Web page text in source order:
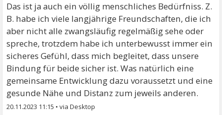
Das ist ja auch ein völlig menschliches Bedürfniss. Z.
B. habe ich viele langjährige Freundschaften, die ich
aber nicht alle zwangsläufig regelmäßig sehe oder
spreche, trotzdem habe ich unterbewusst immer ein
sicheres Gefühl, dass mich begleitet, dass unsere
Bindung für beide sicher ist. Was natürlich eine
gemeinsame Entwicklung dazu voraussetzt und eine
gesunde Nähe und Distanz zum jeweils anderen.
20.11.2023 11:15 •